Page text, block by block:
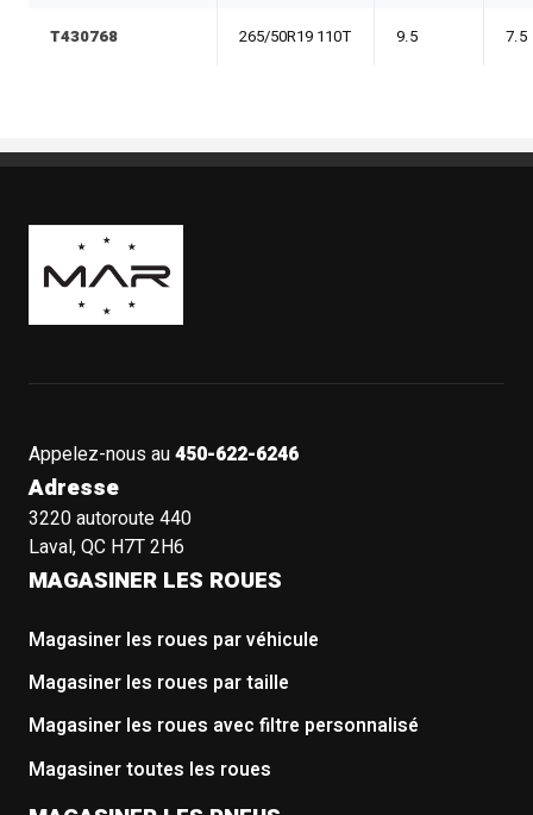
T430768 265/50R19 110T 9.5 7.5
Boutique Mags à Rabais
Appelez-nous au450-622-6246
Adresse
3220 autoroute 440
Laval, QC H7T 2H6
MAGASINER LES ROUES
Magasiner les roues par véhicule
Magasiner les roues par taille
Magasiner les roues avec filtre personnalisé
Magasiner toutes les roues